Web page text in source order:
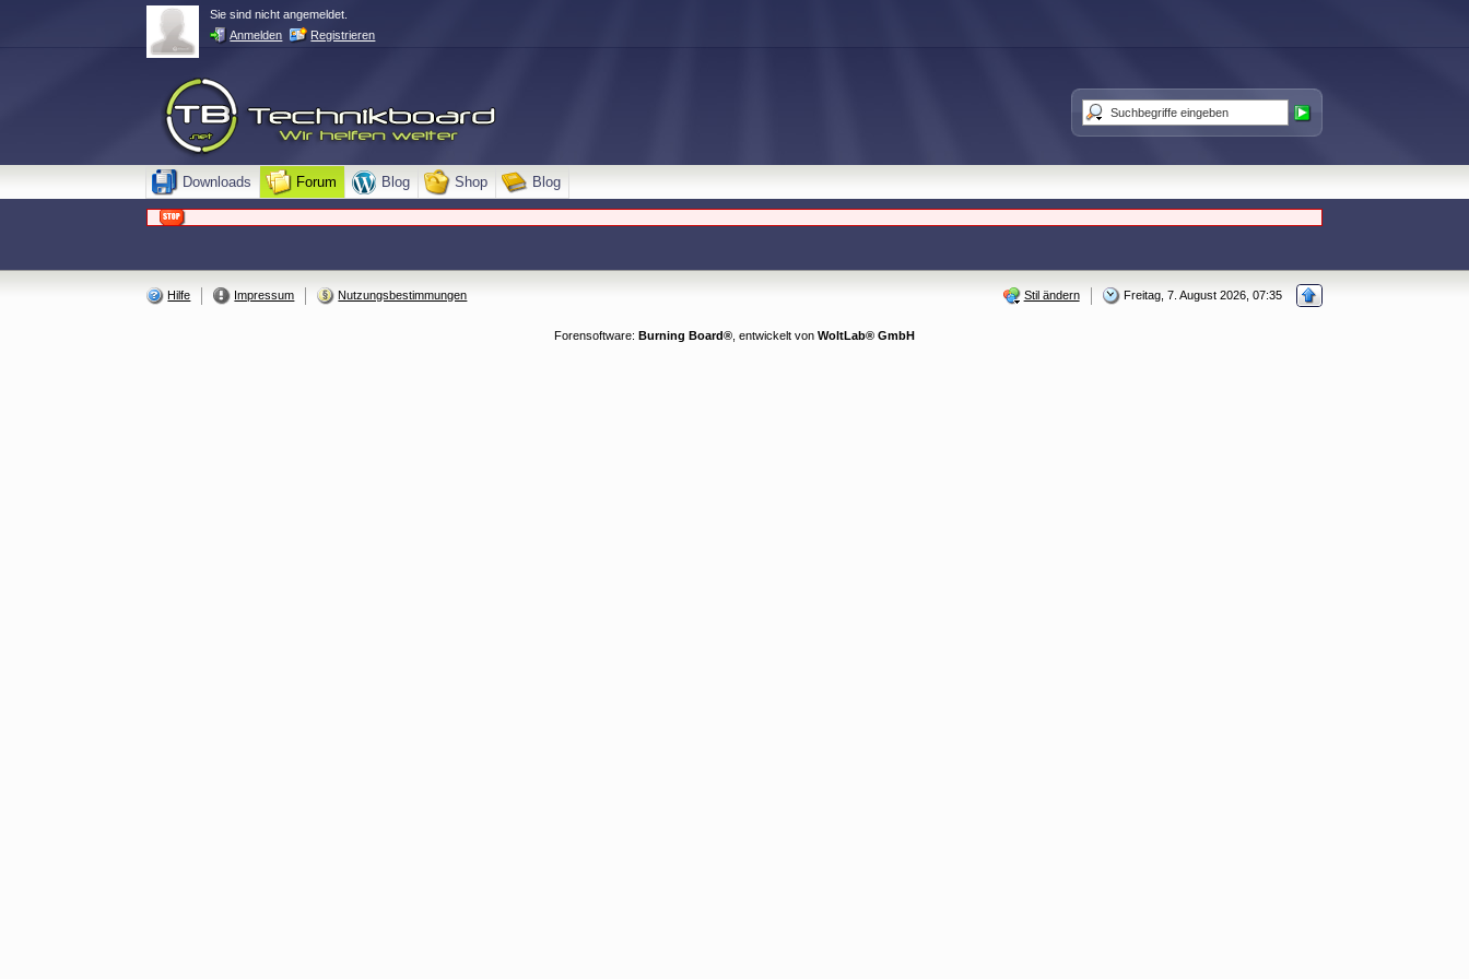
Sie sind nicht angemeldet.
Anmelden
Registrieren
Downloads Forum Blog Shop Blog
Hilfe Impressum Nutzungsbestimmungen Stil ändern Freitag, 7. August 2026, 07:35
Forensoftware: Burning Board®, entwickelt von WoltLab® GmbH